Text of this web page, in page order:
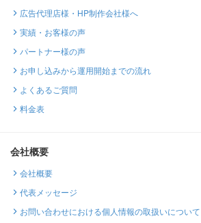
広告代理店様・HP制作会社様へ
実績・お客様の声
パートナー様の声
お申し込みから運用開始までの流れ
よくあるご質問
料金表
会社概要
会社概要
代表メッセージ
お問い合わせにおける個人情報の取扱いについて